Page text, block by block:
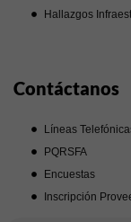
Hallazgos
Contáctanos
Líneas
PQRSFA
Encuestas
Inscripción